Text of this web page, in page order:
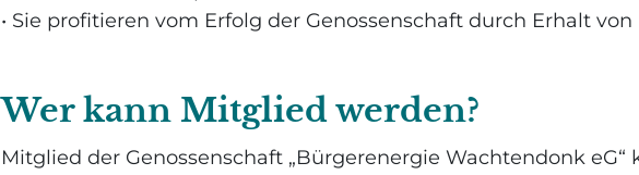
• Sie profitieren vom Erfolg der Genossenschaft durch Erhalt
Wer kann Mitglied werden?
Mitglied der Genossenschaft „Bürgerenergie Wachtendonk